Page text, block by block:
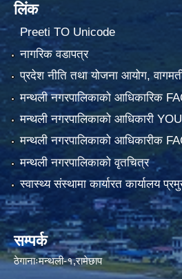
लिंक
Preeti TO Unicode
नागरिक वडापत्र
प्रदेश नीति तथा योजना आयोग,
मन्थली नगरपालिकाको आधिकारिक
मन्थली नगरपालिकाको आधिकारी
मन्थली नगरपालिकाको आधिकारीक
मन्थली नगरपालिकाको वृतचित्र
स्वास्थ्य संस्थामा कार्यारत कार्यालय
सम्पर्क
ठेगानाःमन्थली-१,रामेछाप